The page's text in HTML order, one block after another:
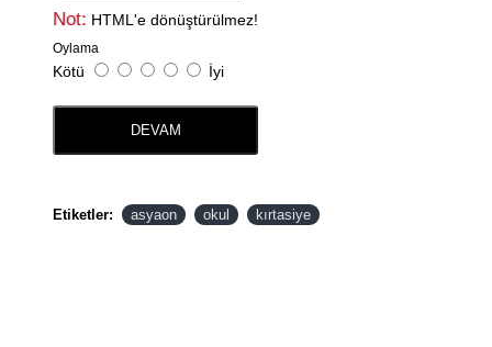
Not: HTML'e dönüştürülmez!
Oylama
Kötü İyi
DEVAM
Etiketler: asyaon okul kırtasiye